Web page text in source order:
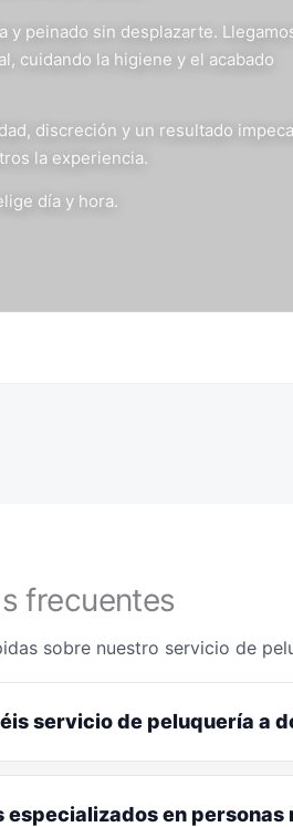
y peinado sin desplazarte.
cuidando la higiene y el acabado
discreción y un resultado
la experiencia.
día y hora.
frecuentes
sobre nuestro servicio de
servicio de peluquería a
especializados en personas